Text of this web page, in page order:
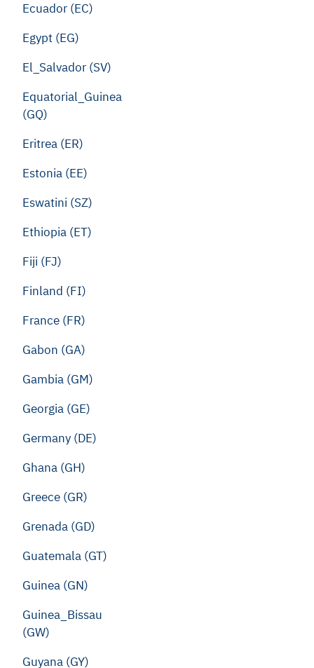
Ecuador (EC)
Egypt (EG)
El_Salvador (SV)
Equatorial_Guinea
(GQ)
Eritrea (ER)
Estonia (EE)
Eswatini (SZ)
Ethiopia (ET)
Fiji (FJ)
Finland (FI)
France (FR)
Gabon (GA)
Gambia (GM)
Georgia (GE)
Germany (DE)
Ghana (GH)
Greece (GR)
Grenada (GD)
Guatemala (GT)
Guinea (GN)
Guinea_Bissau
(GW)
Guyana (GY)